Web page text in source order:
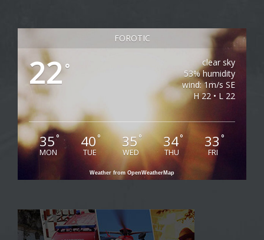
FOROTIC
22°
clear sky
53% humidity
wind: 1m/s SE
H 22 • L 22
35°
MON
40°
TUE
35°
WED
34°
THU
33 °
FRI
Weather from OpenWeatherMap